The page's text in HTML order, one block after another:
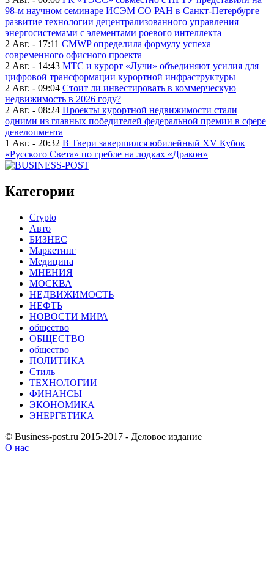
98-м научном семинаре ИСЭМ СО РАН в Санкт-Петербурге
развитие технологии децентрализованного управления
энергосистемами с элементами роевого интеллекта
2 Авг. - 17:11 CMWP определила формулу успеха
современного офисного проекта
2 Авг. - 14:43 МТС и курорт «Лучи» объединяют усилия для
цифровой трансформации курортной инфраструктуры
2 Авг. - 09:04 Стоит ли инвестировать в коммерческую
недвижимость в 2026 году?
2 Авг. - 08:24 Проекты курортной недвижимости стали
одними из главных победителей федеральной премии в сфере
девелопмента
1 Авг. - 20:32 В Твери завершился юбилейный XV Кубок
«Русского Света» по гребле на лодках «Дракон»
Категории
Crypto
Авто
БИЗНЕС
Маркетинг
Медицина
МНЕНИЯ
МОСКВА
НЕДВИЖИМОСТЬ
НЕФТЬ
НОВОСТИ МИРА
общество
ОБЩЕСТВО
общество
ПОЛИТИКА
Стиль
ТЕХНОЛОГИИ
ФИНАНСЫ
ЭКОНОМИКА
ЭНЕРГЕТИКА
© Business-post.ru 2015-2017 - Деловое издание
О нас